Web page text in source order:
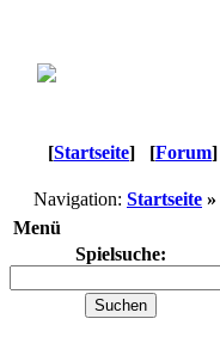
[Startseite] [Forum]
Navigation: Startseite »
Menü
Spielsuche: